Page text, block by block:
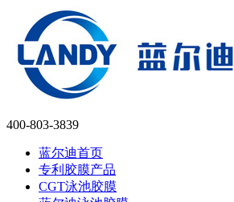
400-803-3839
蓝尔迪首页
专利胶膜产品
CGT泳池胶膜